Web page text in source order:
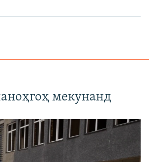
мекунанд